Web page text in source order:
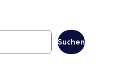
Suchen